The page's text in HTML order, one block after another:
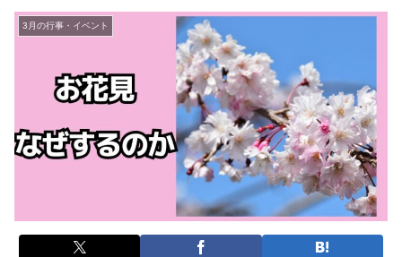
3月の行事・イベント